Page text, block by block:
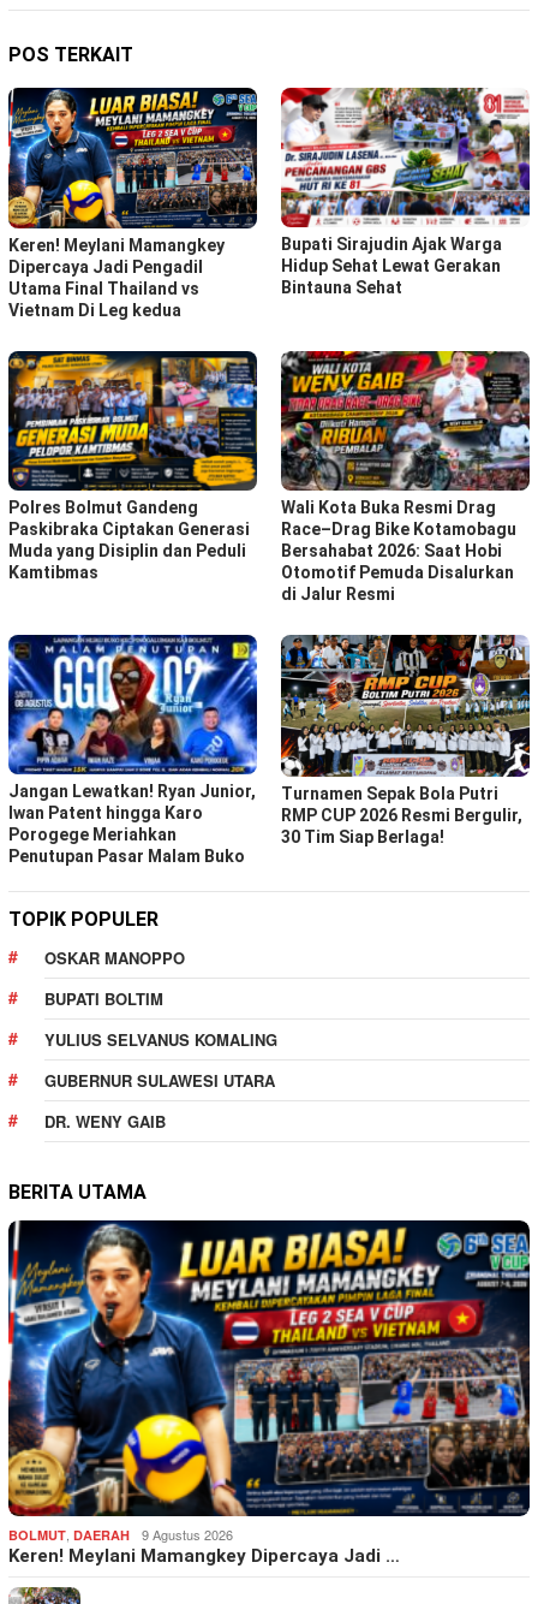
POS TERKAIT
Keren! Meylani Mamangkey
Dipercaya Jadi Pengadil
Utama Final Thailand vs
Vietnam Di Leg kedua
Bupati Sirajudin Ajak Warga
Hidup Sehat Lewat Gerakan
Bintauna Sehat
Polres Bolmut Gandeng
Paskibraka Ciptakan Generasi
Muda yang Disiplin dan Peduli
Kamtibmas
Wali Kota Buka Resmi Drag
Race–Drag Bike Kotamobagu
Bersahabat 2026: Saat Hobi
Otomotif Pemuda Disalurkan
di Jalur Resmi
Jangan Lewatkan! Ryan Junior,
Iwan Patent hingga Karo
Porogege Meriahkan
Penutupan Pasar Malam Buko
Turnamen Sepak Bola Putri
RMP CUP 2026 Resmi Bergulir,
30 Tim Siap Berlaga!
TOPIK POPULER
OSKAR MANOPPO
BUPATI BOLTIM
YULIUS SELVANUS KOMALING
GUBERNUR SULAWESI UTARA
DR. WENY GAIB
BERITA UTAMA
BOLMUT DAERAH 9 Agustus 2026
Keren! Meylani Mamangkey Dipercaya Jadi …